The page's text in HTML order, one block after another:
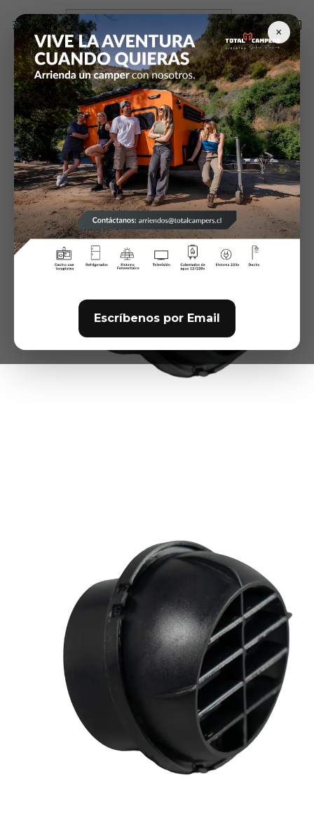
×
Escríbenos por Email
Inicio
Campers y equipamiento
Calefaccion y Aire acondicionado
Celosia para Ducto Calefactor